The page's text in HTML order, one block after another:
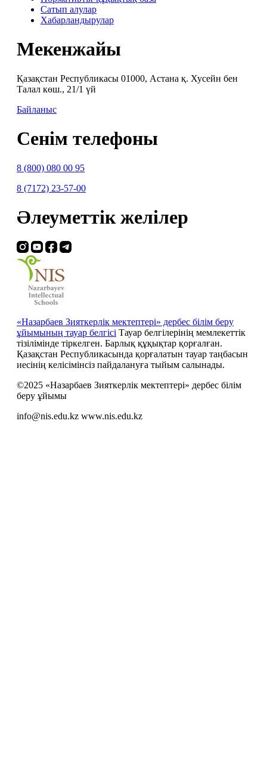
Сатып алулар
Хабарландырулар
Мекенжайы
Қазақстан Республикасы 01000, Астана қ. Хусейн бен
Талал көш., 21/1 үй
Байланыс
Сенім телефоны
8 (800) 080 00 95
8 (7172) 23-57-00
Әлеуметтік желілер
«Назарбаев Зияткерлік мектептері» дербес білім беру
ұйымының тауар белгісі Тауар белгілерінің мемлекеттік
тізілімінде тіркелген. Барлық құқықтар қорғалған.
Қазақстан Республикасында қорғалатын тауар таңбасын
иесiнiң келiсiмiнсiз пайдалануға тыйым салынады.
©2025 «Назарбаев Зияткерлік мектептері» дербес білім
беру ұйымы
info@nis.edu.kz www.nis.edu.kz